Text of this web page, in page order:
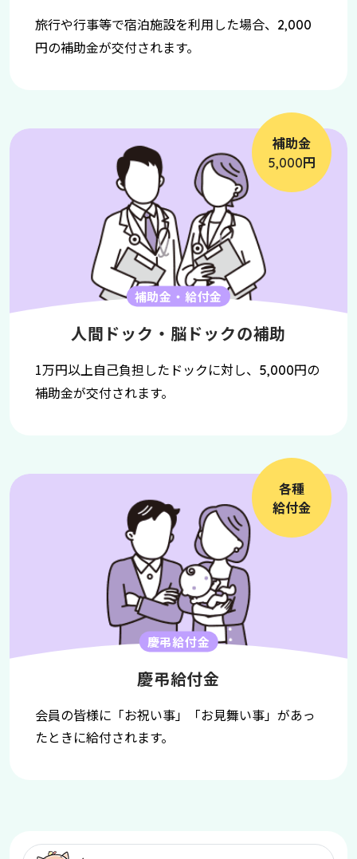
旅行や行事等で宿泊施設を利用した場合、 2,000
円の補助金が交付されます。
補助金
5,000円
補助金・給付金
人間ドック・脳ドックの補助
1万円以上自己負担したドックに対し、 5,000円の
補助金が交付されます。
各種
給付金
慶弔給付金
慶弔給付金
会員の皆様に「お祝い事」「お見舞い事」があっ
たときに給付されます。